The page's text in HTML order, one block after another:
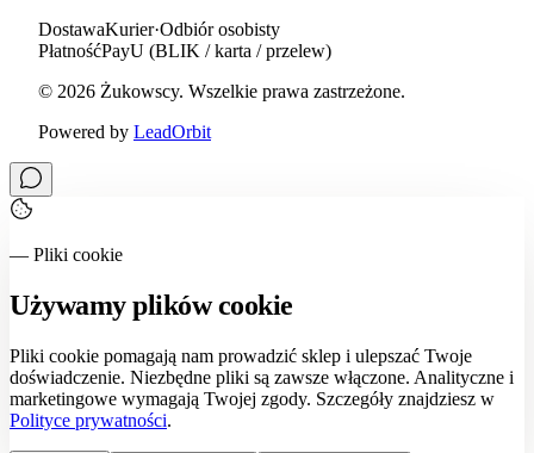
DostawaKurier·Odbiór osobisty
PłatnośćPayU (BLIK / karta / przelew)
© 2026 Żukowscy. Wszelkie prawa zastrzeżone.
Powered by LeadOrbit
— Pliki cookie
Używamy plików cookie
Pliki cookie pomagają nam prowadzić sklep i ulepszać Twoje
doświadczenie. Niezbędne pliki są zawsze włączone. Analityczne i
marketingowe wymagają Twojej zgody. Szczegóły znajdziesz w
Polityce prywatności.